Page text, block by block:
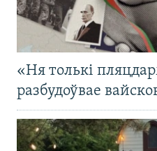
«Ня толькі
разбудоўвае